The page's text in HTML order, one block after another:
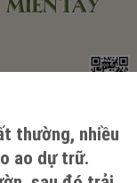
thường, nhiều
ao dự trữ.